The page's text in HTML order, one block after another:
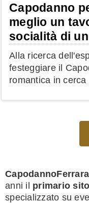
Capodanno
meglio un
socialità di
Alla ricerca
festeggiare il
romantica in
anni il primario
specializzato su